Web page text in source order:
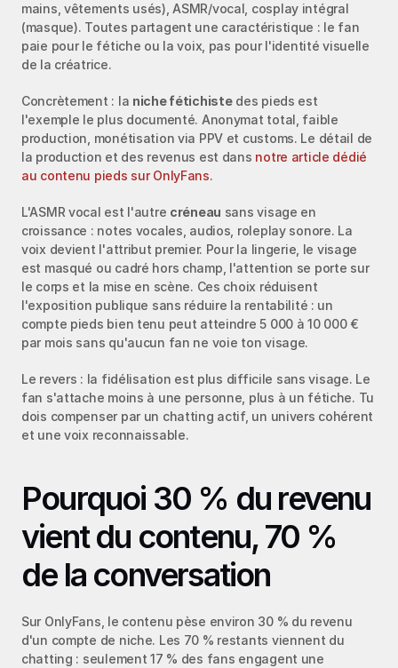
mains, vêtements usés), ASMR/vocal, cosplay intégral
(masque). Toutes partagent une caractéristique : le fan
paie pour le fétiche ou la voix, pas pour l'identité visuelle
de la créatrice.
Concrètement : la niche fétichiste des pieds est
l'exemple le plus documenté. Anonymat total, faible
production, monétisation via PPV et customs. Le détail de
la production et des revenus est dans notre article dédié
au contenu pieds sur OnlyFans.
L'ASMR vocal est l'autre créneau sans visage en
croissance : notes vocales, audios, roleplay sonore. La
voix devient l'attribut premier. Pour la lingerie, le visage
est masqué ou cadré hors champ, l'attention se porte sur
le corps et la mise en scène. Ces choix réduisent
l'exposition publique sans réduire la rentabilité : un
compte pieds bien tenu peut atteindre 5 000 à 10 000 €
par mois sans qu'aucun fan ne voie ton visage.
Le revers : la fidélisation est plus difficile sans visage. Le
fan s'attache moins à une personne, plus à un fétiche. Tu
dois compenser par un chatting actif, un univers cohérent
et une voix reconnaissable.
Pourquoi 30 % du revenu
vient du contenu, 70 %
de la conversation
Sur OnlyFans, le contenu pèse environ 30 % du revenu
d'un compte de niche. Les 70 % restants viennent du
chatting : seulement 17 % des fans engagent une